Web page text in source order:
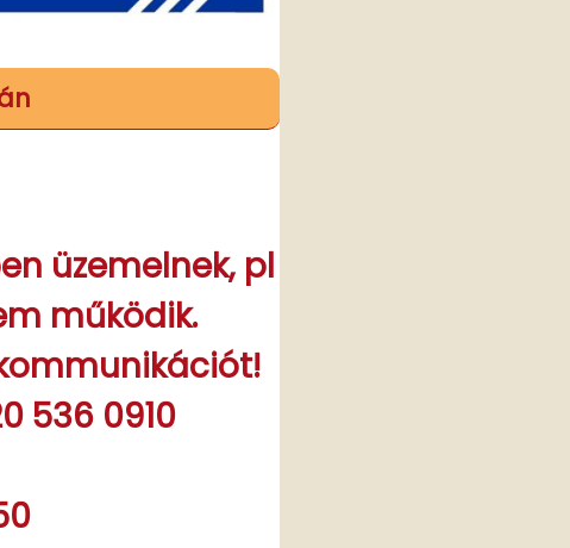
üzemelnek, pl
működik.
536 0910